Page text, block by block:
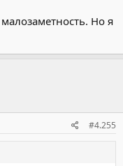
Но я
#4.255